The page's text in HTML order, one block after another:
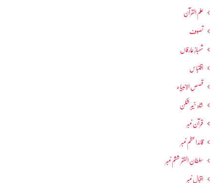
علم القرآن
تصوف
شھبازِ عارفاں
اقتباس
قصص الانبیاء
شاہ خیبر شکن
قرآن نمبر
قائداعظم نمبر
سلطان الفقر ششم نمبر
اقبال نمبر